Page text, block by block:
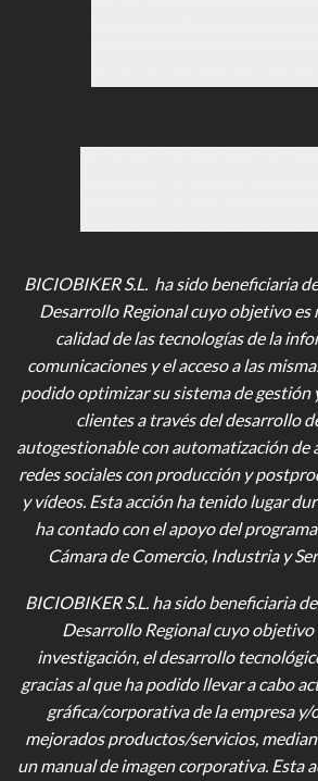
BICIOBIKER S.L. ha sido beneficiaria
Desarrollo Regional cuyo objetivo es
calidad de las tecnologías de la
comunicaciones y el acceso a las
podido optimizar su sistema de gestión
clientes a través del desarrollo
autogestionable con automatización de
redes sociales con producción y
y vídeos. Esta acción ha tenido lugar
ha contado con el apoyo del
Cámara de Comercio, Industria y
BICIOBIKER S.L. ha sido beneficiaria
Desarrollo Regional cuyo objetivo
investigación, el desarrollo
gracias al que ha podido llevar a cabo
gráfica/corporativa de la empresa y/
mejorados productos/servicios,
un manual de imagen corporativa. Esta